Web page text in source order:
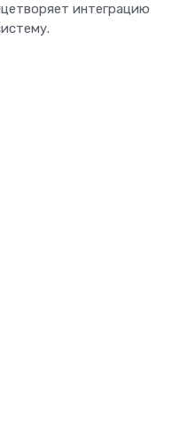
интеграцию